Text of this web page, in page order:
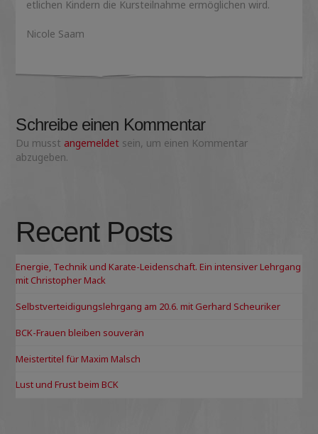
etlichen Kindern die Kursteilnahme ermöglichen wird.
Nicole Saam
Schreibe einen Kommentar
Du musst angemeldet sein, um einen Kommentar
abzugeben.
Recent Posts
Energie, Technik und Karate-Leidenschaft. Ein intensiver Lehrgang
mit Christopher Mack
Selbstverteidigungslehrgang am 20.6. mit Gerhard Scheuriker
BCK-Frauen bleiben souverän
Meistertitel für Maxim Malsch
Lust und Frust beim BCK